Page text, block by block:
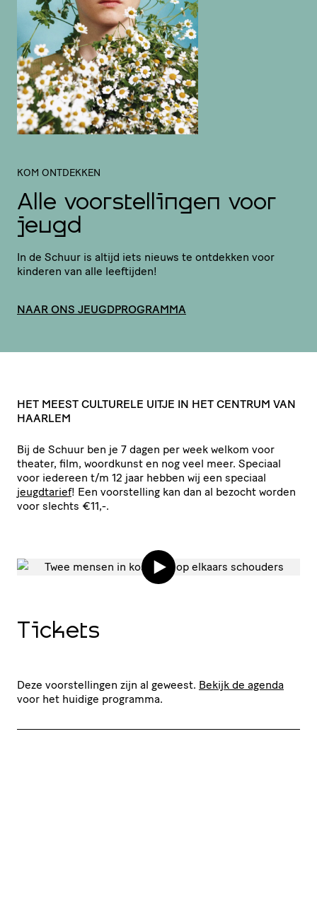
KOM ONTDEKKEN
Alle voorstellingen voor
jeugd
In de Schuur is altijd iets nieuws te ontdekken voor
kinderen van alle leeftijden!
NAAR ONS JEUGDPROGRAMMA
HET MEEST CULTURELE UITJE IN HET CENTRUM VAN
HAARLEM
Bij de Schuur ben je 7 dagen per week welkom voor
theater, film, woordkunst en nog veel meer. Speciaal
voor iedereen t/​m 12 jaar hebben wij een speciaal
jeugdtarief! Een voor­stel­ling kan dan al bezocht worden
voor slechts €11,-.
Tickets
Deze voorstellingen zijn al geweest. Bekijk de agenda
voor het huidige programma.